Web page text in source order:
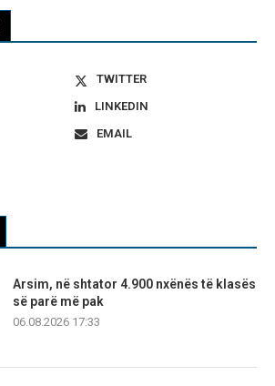
TWITTER
LINKEDIN
EMAIL
Arsim, në shtator 4.900 nxënës të klasës
së parë më pak
06.08.2026 17:33